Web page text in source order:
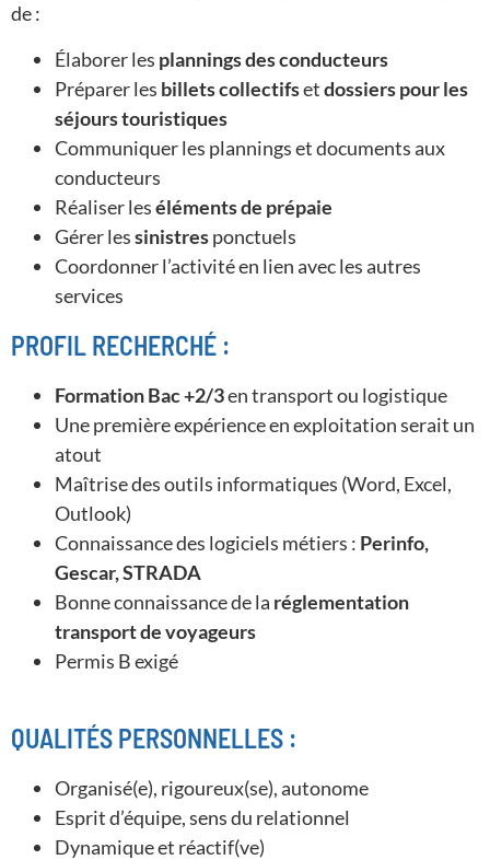
de :
Élaborer les plannings des conducteurs
Préparer les billets collectifsetdossiers pour les
séjours touristiques
Communiquer les plannings et documents aux
conducteurs
Réaliser leséléments de prépaie
Gérer lessinistresponctuels
Coordonner l’activité en lien avec les autres
services
PROFIL RECHERCHÉ :
Formation Bac +2/3en transport ou logistique
Une première expérience en exploitation serait un
atout
Maîtrise des outils informatiques (Word, Excel,
Outlook)
Connaissance des logiciels métiers : Perinfo,
Gescar, STRADA
Bonne connaissance de la réglementation
transport de voyageurs
Permis B exigé
QUALITÉS PERSONNELLES :
Organisé(e), rigoureux(se), autonome
Esprit d’équipe, sens du relationnel
Dynamique et réactif(ve)